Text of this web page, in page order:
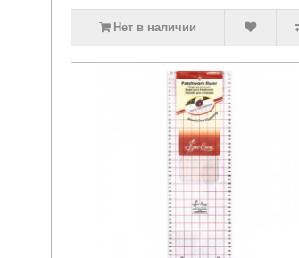
Нет в наличии